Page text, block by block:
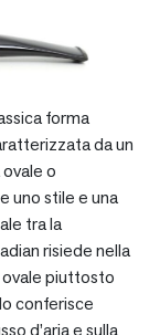
forma
da un
o
uno stile e una
tra la
risiede nella
ovale piuttosto
conferisce
d’aria e sulla